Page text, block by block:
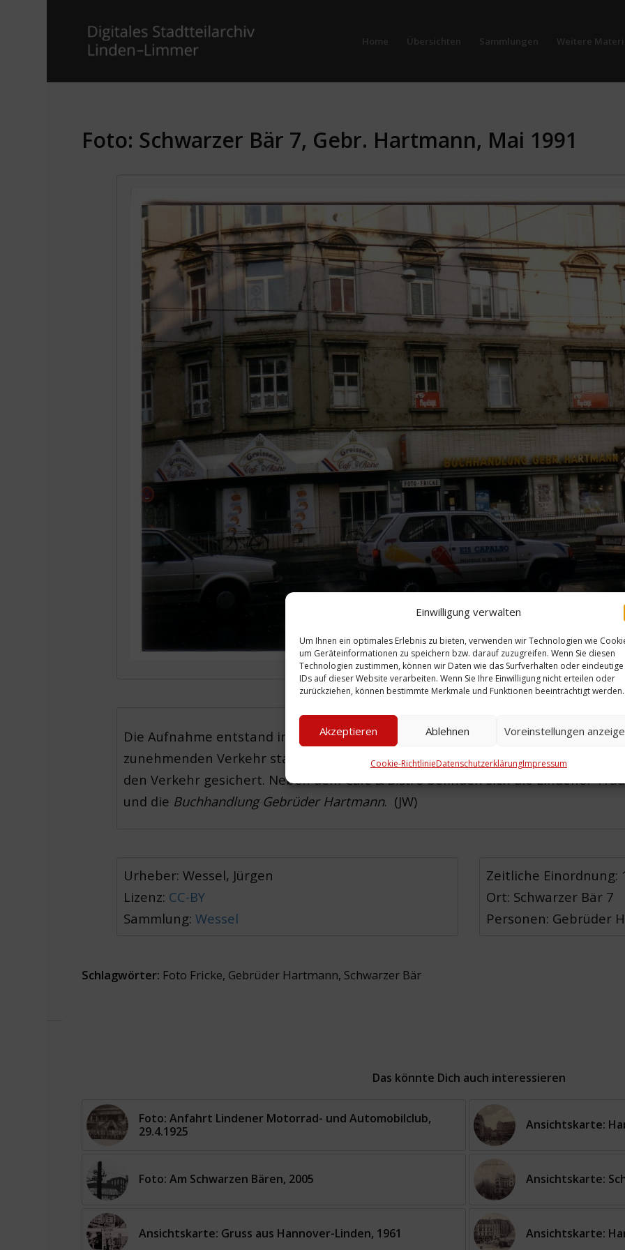
Einwilligung verwalten
Um Ihnen ein optimales Erlebnis zu bieten, verwenden wir Technologien wie
um Geräteinformationen zu speichern bzw. darauf zuzugreifen. Wenn Sie diesen
Technologien zustimmen, können wir Daten wie das Surfverhalten oder eindeutige
IDs auf dieser Website verarbeiten. Wenn Sie Ihre Einwilligung nicht erteilen oder
zurückziehen, können bestimmte Merkmale und Funktionen beeinträchtigt werden.
Akzeptieren Ablehnen Voreinstellungen
Cookie-RichtlinieDatenschutzerklärungImpressum
Home Übersichten Sammlungen Weitere
Foto: Schwarzer Bär 7, Gebr. Hartmann, Mai 1991
Die Aufnahme entstand im Mai 1991. Die Fassade des Hauses Schwarzer Bär 7
zunehmenden Verkehr stark in Mitleidenschaft geraten. Der Bürgersteig ist
den Verkehr gesichert. Neben demCafé & Bistrobefinden sich die Lindener
und die Buchhandlung Gebrüder Hartmann. (JW)
Urheber: Wessel, Jürgen
Lizenz: CC-BY
Sammlung:Wessel
Zeitliche Einordnung:
Ort: Schwarzer Bär 7
Personen: Gebrüder
Schlagwörter: Foto Fricke, Gebrüder Hartmann, Schwarzer Bär
Das könnte Dich auch interessieren
Foto: Anfahrt Lindener Motorrad- und Automobilclub,
29.4.1925
Ansichtskarte:
Foto: Am Schwarzen Bären, 2005 Ansichtskarte:
Ansichtskarte: Gruss aus Hannover-Linden, 1961 Ansichtskarte: